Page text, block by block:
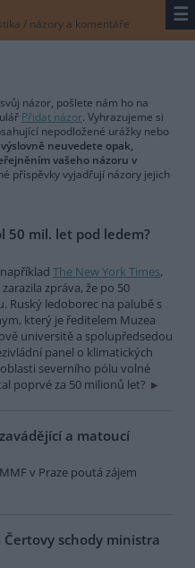
/ názory a komentáře ☰
názor, pošlete nám ho na
Přidat názor. Vyhrazujeme si
nepodložené urážky nebo
neuvedete opak,
vašeho názoru v
příspěvky vyjadřují názory jejich
50 mil. let pod ledem?
The New York Times,
zpráva, že po 50
Ruský ledoborec na palubě s
který je ředitelem Muzea
universitě a spolupředsedou
panel o klimatických
severního pólu volné
poprvé za 50 milionů let?
a matoucí
v Praze poutá zájem
schody ministra